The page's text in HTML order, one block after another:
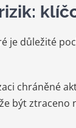
je důležité
chráněné
být ztraceno